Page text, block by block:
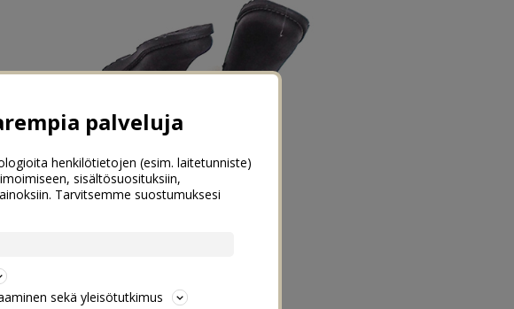
palveluja
henkilötietojen (esim. laitetunniste)
sisältösuosituksiin,
Tarvitsemme suostumuksesi
sekä yleisötutkimus